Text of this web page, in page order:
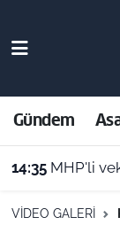
Gündem
14:35 MHP'li vekilin
14:31 Malatya’da
VIDEO GALERI
Asayiş
Ekonomi
Dünya
Malatya
Malatya
Malatya
Malatya